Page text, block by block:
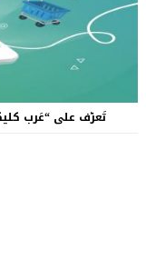
تَعرّف على “عَرب